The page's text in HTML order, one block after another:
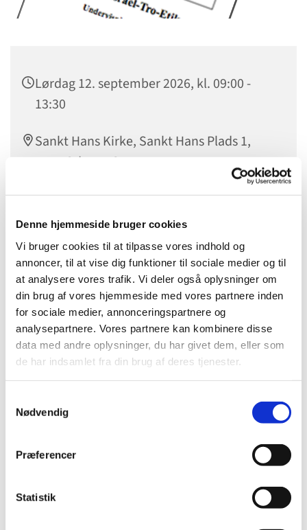
Denne hjemmeside bruger cookies
Vi bruger cookies til at tilpasse vores indhold og
annoncer, til at vise dig funktioner til sociale medier og til
at analysere vores trafik. Vi deler også oplysninger om
din brug af vores hjemmeside med vores partnere inden
for sociale medier, annonceringspartnere og
analysepartnere. Vores partnere kan kombinere disse
data med andre oplysninger, du har givet dem, eller som
de har indsamlet fra din brug af deres tjenester.
Nødvendig
Præferencer
Statistik
Lørdag 12. september 2026, kl. 09:00 -
13:30
Sankt Hans Kirke, Sankt Hans Plads 1,
5000 Odense C
Lørdagshøjskolen i Odense henvender sig til alle, som
ønsker undervisning i emner, der har deres udspring i
Bibelen og vores kristne kulturarv.
Dagens emne er Romerbrevet. Leif Andersen er
oplægsholder
Læs mere om Lørdags-højskolen og dagens program
påhttp://lh-odense.dk/